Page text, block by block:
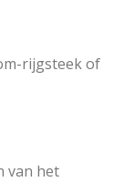
rijgsteek of
van het